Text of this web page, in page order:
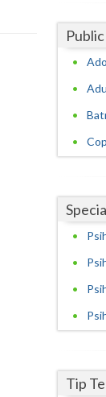
Tip